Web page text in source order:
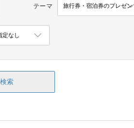
テーマ
検索